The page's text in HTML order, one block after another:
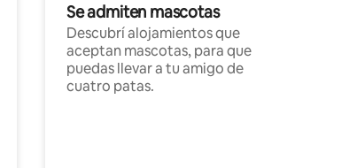
Se admiten mascotas
Descubrí alojamientos que
aceptan mascotas, para que
puedas llevar a tu amigo de
cuatro patas.